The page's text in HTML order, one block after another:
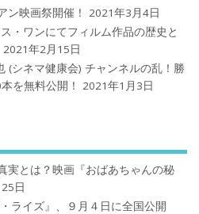
ン映画祭開催！
2021年3月4日
・ワンにてフィルム作品の歴史と
2021年2月15日
(シネマ健康会) チャンネルの乱！勝
を無料公開！
2021年1月3日
実とは？映画『おばあちゃんの秘
日
ライズ』、９月４日に全国公開